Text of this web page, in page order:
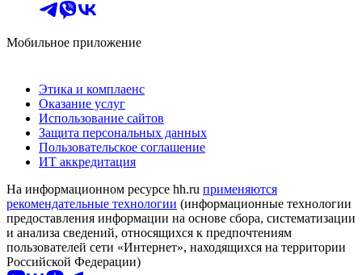
Мобильное приложение
Этика и комплаенс
Оказание услуг
Использование сайтов
Защита персональных данных
Пользовательское соглашение
ИТ аккредитация
На информационном ресурсе hh.ru применяются
рекомендательные технологии (информационные технологии
предоставления информации на основе сбора, систематизации
и анализа сведений, относящихся к предпочтениям
пользователей сети «Интернет», находящихся на территории
Российской Федерации)